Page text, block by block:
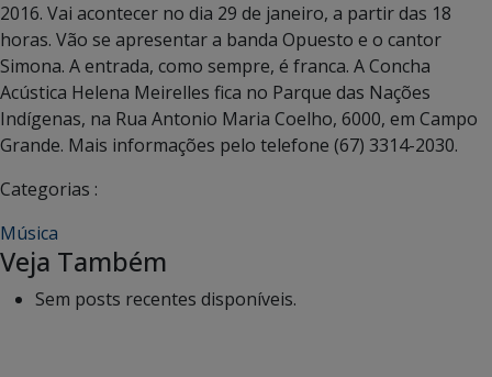
2016. Vai acontecer no dia 29 de janeiro, a partir das 18
horas. Vão se apresentar a banda Opuesto e o cantor
Simona. A entrada, como sempre, é franca. A Concha
Acústica Helena Meirelles fica no Parque das Nações
Indígenas, na Rua Antonio Maria Coelho, 6000, em Campo
Grande. Mais informações pelo telefone (67) 3314-2030.
Categorias :
Música
Veja Também
Sem posts recentes disponíveis.